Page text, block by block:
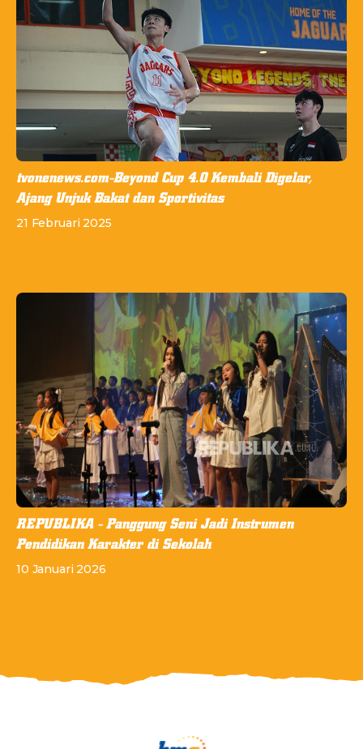
tvonenews.com-Beyond Cup 4.0 Kembali Digelar,
Ajang Unjuk Bakat dan Sportivitas
21 Februari 2025
REPUBLIKA - Panggung Seni Jadi Instrumen
Pendidikan Karakter di Sekolah
10 Januari 2026